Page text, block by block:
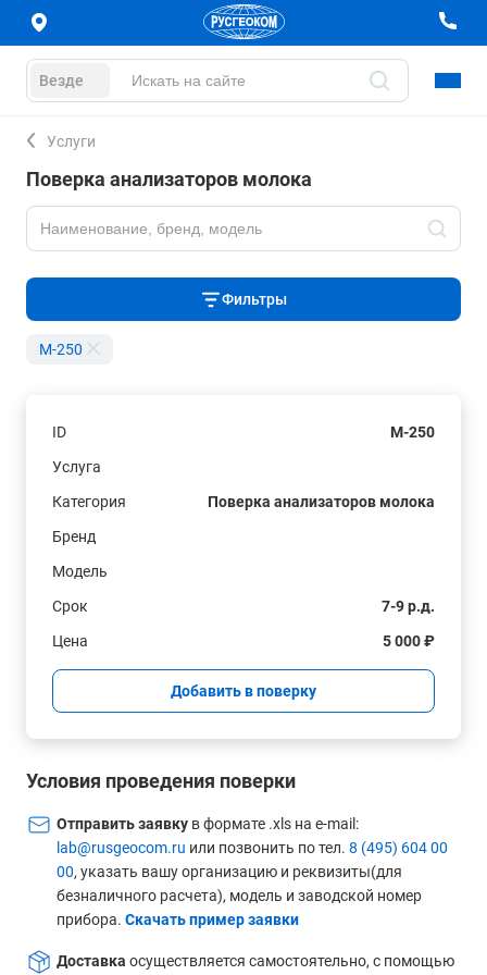
Везде
Услуги
Поверка анализаторов молока
Фильтры
M-250
ID
M-250
Услуга
Категория
Поверка анализаторов молока
Бренд
Модель
Срок
7-9 р.д.
Цена
5 000 ₽
Добавить в поверку
Условия проведения поверки
Отправить заявку в формате .xls на e-mail:
lab@rusgeocom.ru или позвонить по тел. 8 (495) 604 00
00, указать вашу организацию и реквизиты(для
безналичного расчета), модель и заводской номер
прибора. Скачать пример заявки
Доставка осуществляется самостоятельно, с помощью